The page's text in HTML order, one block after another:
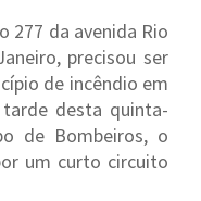
277 da avenida Rio
precisou ser
de incêndio em
desta quinta-
de Bombeiros, o
um curto circuito